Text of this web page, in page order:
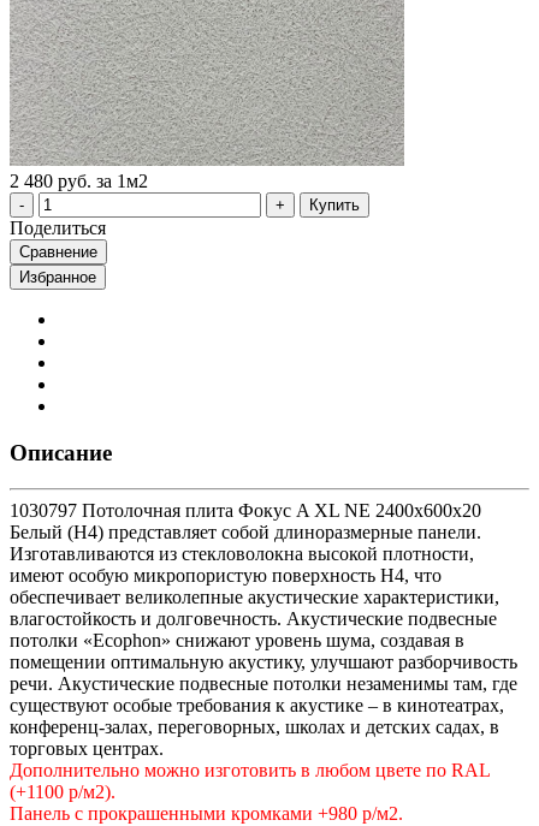
2 480 руб. за 1м2
Купить
Поделиться
Сравнение
Избранное
Описание
1030797 Потолочная плита Фокус A XL NE 2400x600x20
Белый (Н4) представляет собой длиноразмерные панели.
Изготавливаются из стекловолокна высокой плотности,
имеют особую микропористую поверхность Н4, что
обеспечивает великолепные акустические характеристики,
влагостойкость и долговечность. Акустические подвесные
потолки «Ecophon» снижают уровень шума, создавая в
помещении оптимальную акустику, улучшают разборчивость
речи. Акустические подвесные потолки незаменимы там, где
существуют особые требования к акустике – в кинотеатрах,
конференц-залах, переговорных, школах и детских садах, в
торговых центрах.
Дополнительно можно изготовить в любом цвете по RAL
(+1100 р/м2).
Панель с прокрашенными кромками +980 р/м2.